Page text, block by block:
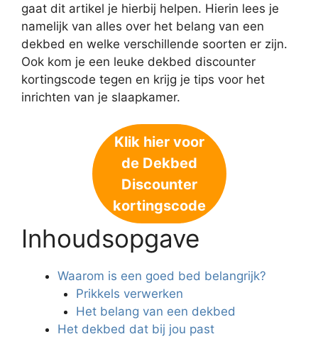
gaat dit artikel je hierbij helpen. Hierin lees je
namelijk van alles over het belang van een
dekbed en welke verschillende soorten er zijn.
Ook kom je een leuke dekbed discounter
kortingscode tegen en krijg je tips voor het
inrichten van je slaapkamer.
Klik hier voor
de Dekbed
Discounter
kortingscode
Inhoudsopgave
Waarom is een goed bed belangrijk?
Prikkels verwerken
Het belang van een dekbed
Het dekbed dat bij jou past